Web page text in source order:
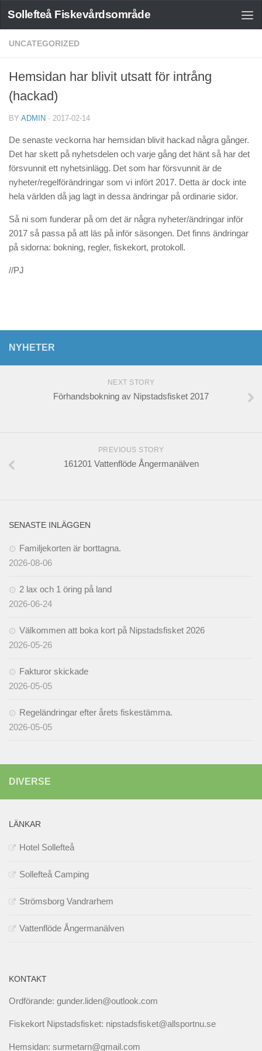
Sollefteå Fiskevårdsområde
UNCATEGORIZED
Hemsidan har blivit utsatt för intrång
(hackad)
BY ADMIN · 2017-02-14
De senaste veckorna har hemsidan blivit hackad några gånger.
Det har skett på nyhetsdelen och varje gång det hänt så har det
försvunnit ett nyhetsinlägg. Det som har försvunnit är de
nyheter/regelförändringar som vi infört 2017. Detta är dock inte
hela världen då jag lagt in dessa ändringar på ordinarie sidor.
Så ni som funderar på om det är några nyheter/ändringar inför
2017 så passa på att läs på inför säsongen. Det finns ändringar
på sidorna: bokning, regler, fiskekort, protokoll.
//PJ
NYHETER
NEXT STORY
Förhandsbokning av Nipstadsfisket 2017
PREVIOUS STORY
161201 Vattenflöde Ångermanälven
SENASTE INLÄGGEN
Familjekorten är borttagna.
2026-08-06
2 lax och 1 öring på land
2026-06-24
Välkommen att boka kort på Nipstadsfisket 2026
2026-05-26
Fakturor skickade
2026-05-05
Regeländringar efter årets fiskestämma.
2026-05-05
DIVERSE
LÄNKAR
Hotel Sollefteå
Sollefteå Camping
Strömsborg Vandrarhem
Vattenflöde Ångermanälven
KONTAKT
Ordförande: gunder.liden@outlook.com
Fiskekort Nipstadsfisket: nipstadsfisket@allsportnu.se
Hemsidan: surmetarn@gmail.com